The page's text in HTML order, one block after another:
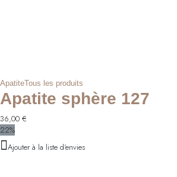
ApatiteTous les produits
Apatite sphère 127
36,00 €
22%
Ajouter à la liste d'envies